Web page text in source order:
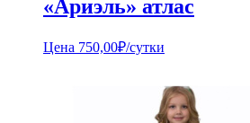
«Ариэль» атлас
Цена 750,00₽/сутки